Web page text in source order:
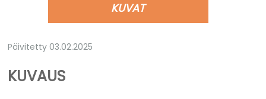
KUVAT
Päivitetty 03.02.2025
KUVAUS